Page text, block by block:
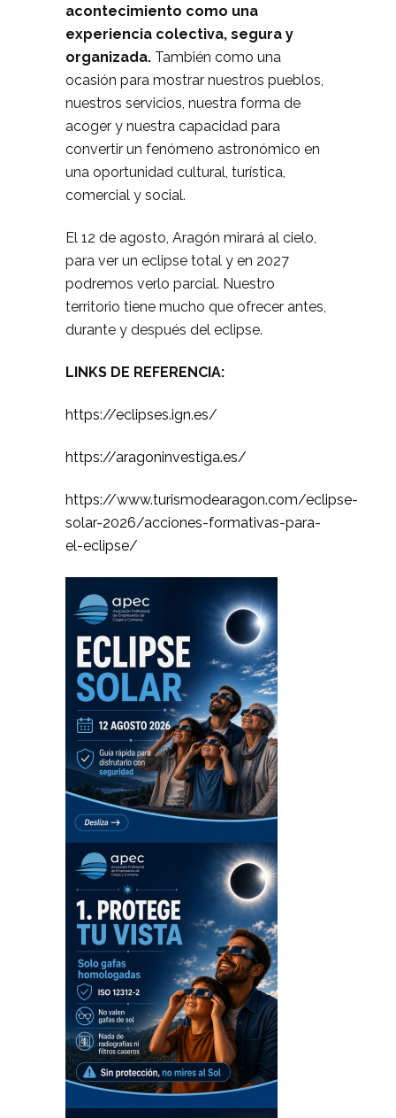
acontecimiento como una
experiencia colectiva, segura y
organizada. También como una
ocasión para mostrar nuestros pueblos,
nuestros servicios, nuestra forma de
acoger y nuestra capacidad para
convertir un fenómeno astronómico en
una oportunidad cultural, turística,
comercial y social.
El 12 de agosto, Aragón mirará al cielo,
para ver un eclipse total y en 2027
podremos verlo parcial. Nuestro
territorio tiene mucho que ofrecer antes,
durante y después del eclipse.
LINKS DE REFERENCIA:
https://eclipses.ign.es/
https://aragoninvestiga.es/
https://www.turismodearagon.com/eclipse-
solar-2026/acciones-formativas-para-
el-eclipse/